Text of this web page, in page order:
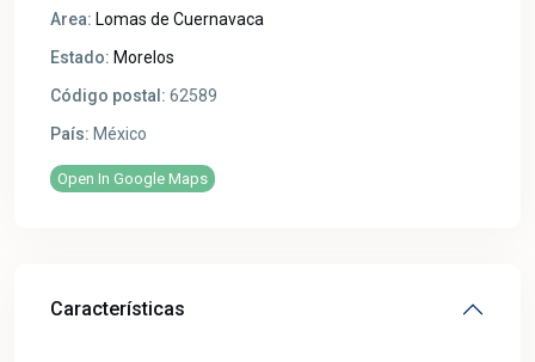
Area: Lomas de Cuernavaca
Estado: Morelos
Código postal: 62589
País: México
Open In Google Maps
Características